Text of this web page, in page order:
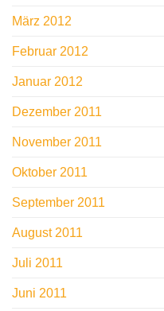
März 2012
Februar 2012
Januar 2012
Dezember 2011
November 2011
Oktober 2011
September 2011
August 2011
Juli 2011
Juni 2011